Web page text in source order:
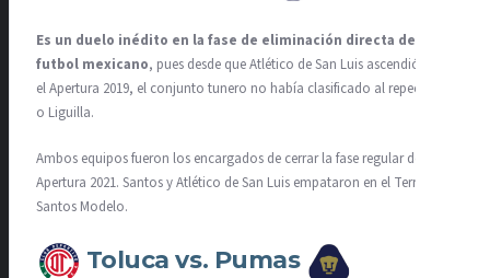
Es un duelo inédito en la fase de eliminación directa del
futbol mexicano, pues desde que Atlético de San Luis ascendió para
el Apertura 2019, el conjunto tunero no había clasificado al repechaje
o Liguilla.
Ambos equipos fueron los encargados de cerrar la fase regular del
Apertura 2021. Santos y Atlético de San Luis empataron en el Territorio
Santos Modelo.
Toluca vs. Pumas